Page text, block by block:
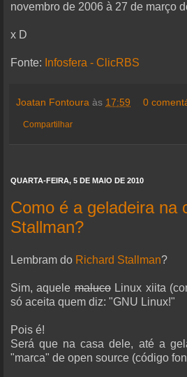
novembro de 2006 à 27 de março
x D
Fonte: Infosfera - ClicRBS
Joatan Fontoura às 17:59 0
Compartilhar
QUARTA-FEIRA, 5 DE MAIO DE 2010
Como é a geladeira na
Stallman?
Lembram do Richard Stallman?
Sim, aquele malucoLinux xiita
só aceita quem diz: "GNU Linux!"
Pois é!
Será que na casa dele, até a
"marca" de open source (código